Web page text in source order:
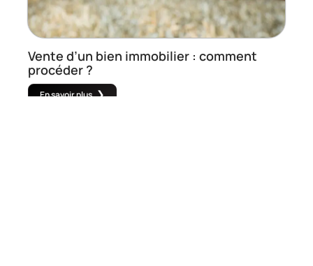
Vente d’un bien immobilier : comment
procéder ?
En savoir plus